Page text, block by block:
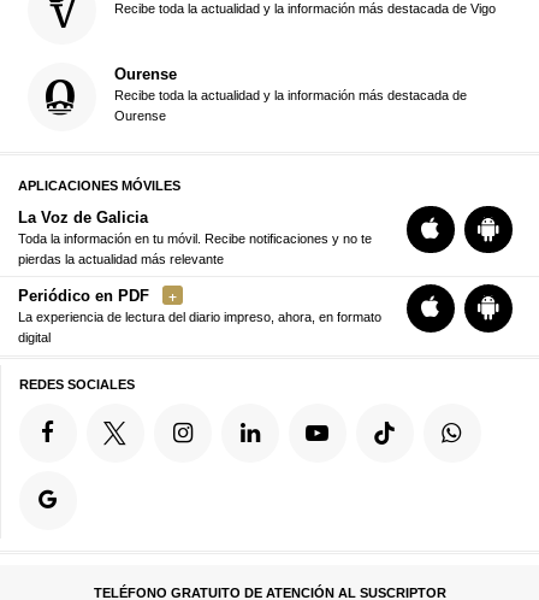
Recibe toda la actualidad y la información más destacada de Vigo
Ourense
Recibe toda la actualidad y la información más destacada de
Ourense
APLICACIONES MÓVILES
La Voz de Galicia
Toda la información en tu móvil. Recibe notificaciones y no te
pierdas la actualidad más relevante
Periódico en PDF
La experiencia de lectura del diario impreso, ahora, en formato
digital
REDES SOCIALES
TELÉFONO GRATUITO DE ATENCIÓN AL SUSCRIPTOR